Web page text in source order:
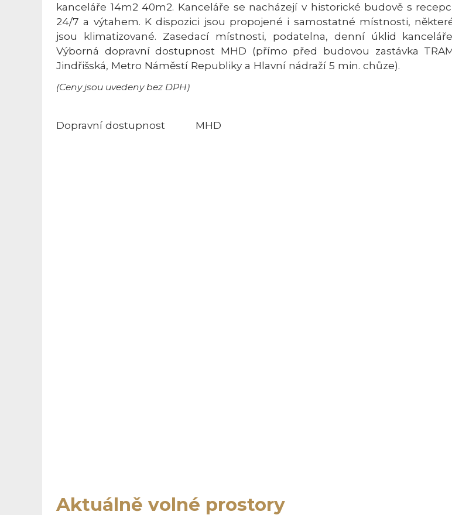
kanceláře 14m2 40m2. Kanceláře se nacházejí v historické budově s
24/7 a výtahem. K dispozici jsou propojené i samostatné místnosti,
jsou klimatizované. Zasedací místnosti, podatelna, denní úklid
Výborná dopravní dostupnost MHD (přímo před budovou zastávka
Jindřišská, Metro Náměstí Republiky a Hlavní nádraží 5 min. chůze).
(Ceny jsou uvedeny bez DPH)
Dopravní dostupnost MHD
Aktuálně volné prostory